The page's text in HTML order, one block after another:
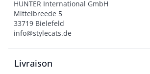
HUNTER International GmbH
Mittelbreede 5
33719 Bielefeld
info@stylecats.de
Livraison